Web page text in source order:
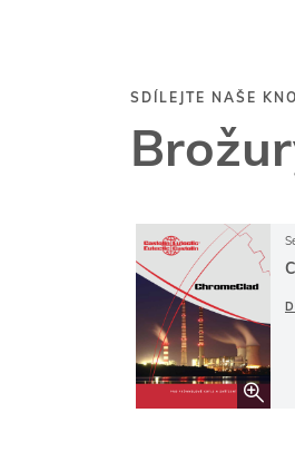
SDÍLEJTE NAŠE